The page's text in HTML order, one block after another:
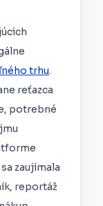
trhu.
reťazca
potrebné
zaujímala
reportáž